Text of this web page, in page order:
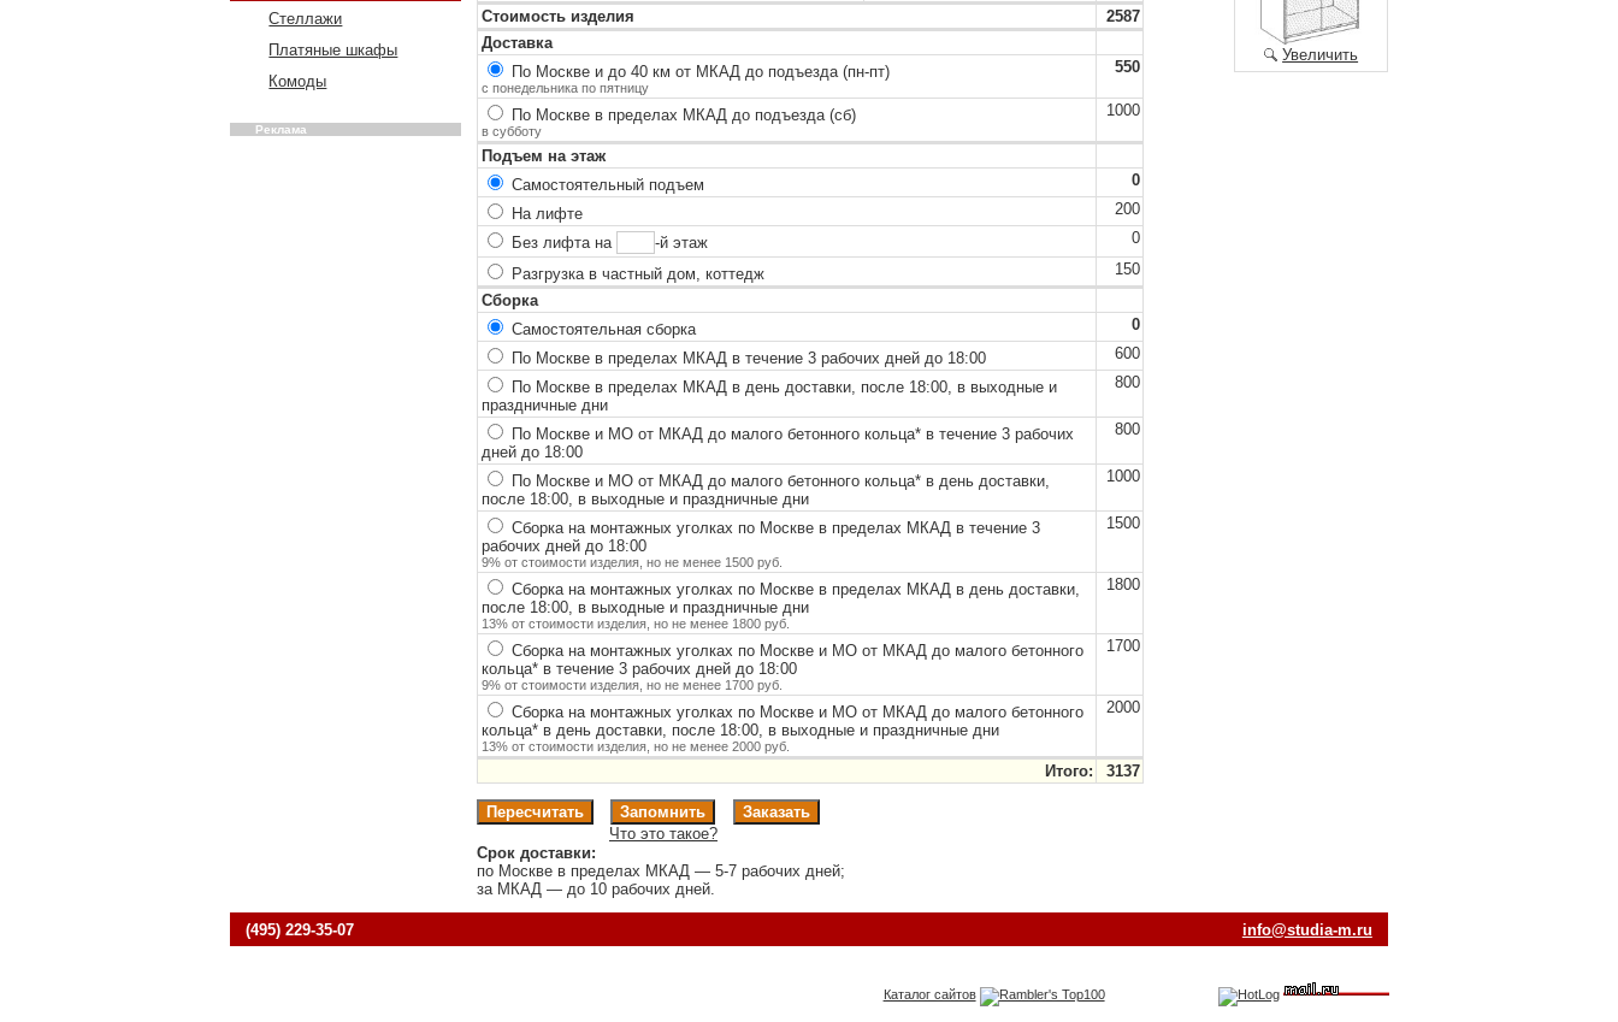
Стоимость изделия
2587
Доставка
По Москве и до 40 км от МКАД до подъезда (пн-пт)
с понедельника по пятницу
550
По Москве в пределах МКАД до подъезда (сб)
в субботу
1000
Подъем на этаж
Самостоятельный подъем
0
На лифте
200
Без лифта на
-й этаж
0
Разгрузка в частный дом, коттедж
150
Сборка
Самостоятельная сборка
0
По Москве в пределах МКАД в течение 3 рабочих дней до 18:00
600
По Москве в пределах МКАД в день доставки, после 18:00, в выходные и
праздничные дни
800
По Москве и МО от МКАД до малого бетонного кольца*в течение 3 рабочих
дней до 18:00
800
По Москве и МО от МКАД до малого бетонного кольца*в день доставки,
после 18:00, в выходные и праздничные дни
1000
Сборка на монтажных уголках по Москве в пределах МКАД в течение 3
рабочих дней до 18:00
9% от стоимости изделия, но не менее 1500 руб.
1500
Сборка на монтажных уголках по Москве в пределах МКАД в день доставки,
после 18:00, в выходные и праздничные дни
13% от стоимости изделия, но не менее 1800 руб.
1800
Сборка на монтажных уголках по Москве и МО от МКАД до малого бетонного
кольца*в течение 3 рабочих дней до 18:00
9% от стоимости изделия, но не менее 1700 руб.
1700
Сборка на монтажных уголках по Москве и МО от МКАД до малого бетонного
кольца*в день доставки, после 18:00, в выходные и праздничные дни
13% от стоимости изделия, но не менее 2000 руб.
2000
Итого: 3137
Что это такое?
Срок доставки:
по Москве в пределах МКАД — 5-7 рабочих дней;
за МКАД — до 10 рабочих дней.
Увеличить
Стеллажи
Платяные шкафы
Комоды
Реклама
(495) 229-35-07 ur.m-aiduts@ofni
Каталог сайтов